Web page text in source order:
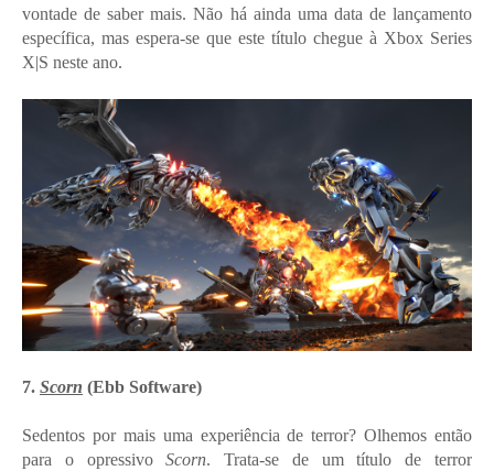
vontade de saber mais. Não há ainda uma data de lançamento
específica, mas espera-se que este título chegue à Xbox Series
X|S neste ano.
7. Scorn (Ebb Software)
Sedentos por mais uma experiência de terror? Olhemos então
para o opressivoScorn. Trata-se de um título de terror